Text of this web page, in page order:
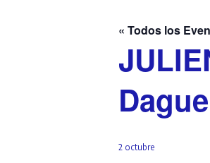
« Todos los
2 octubre